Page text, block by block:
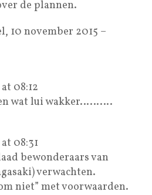
de plannen.
10 november 2015 –
08:12
wat lui wakker……….
08:31
bewonderaars van
verwachten.
niet” met voorwaarden.